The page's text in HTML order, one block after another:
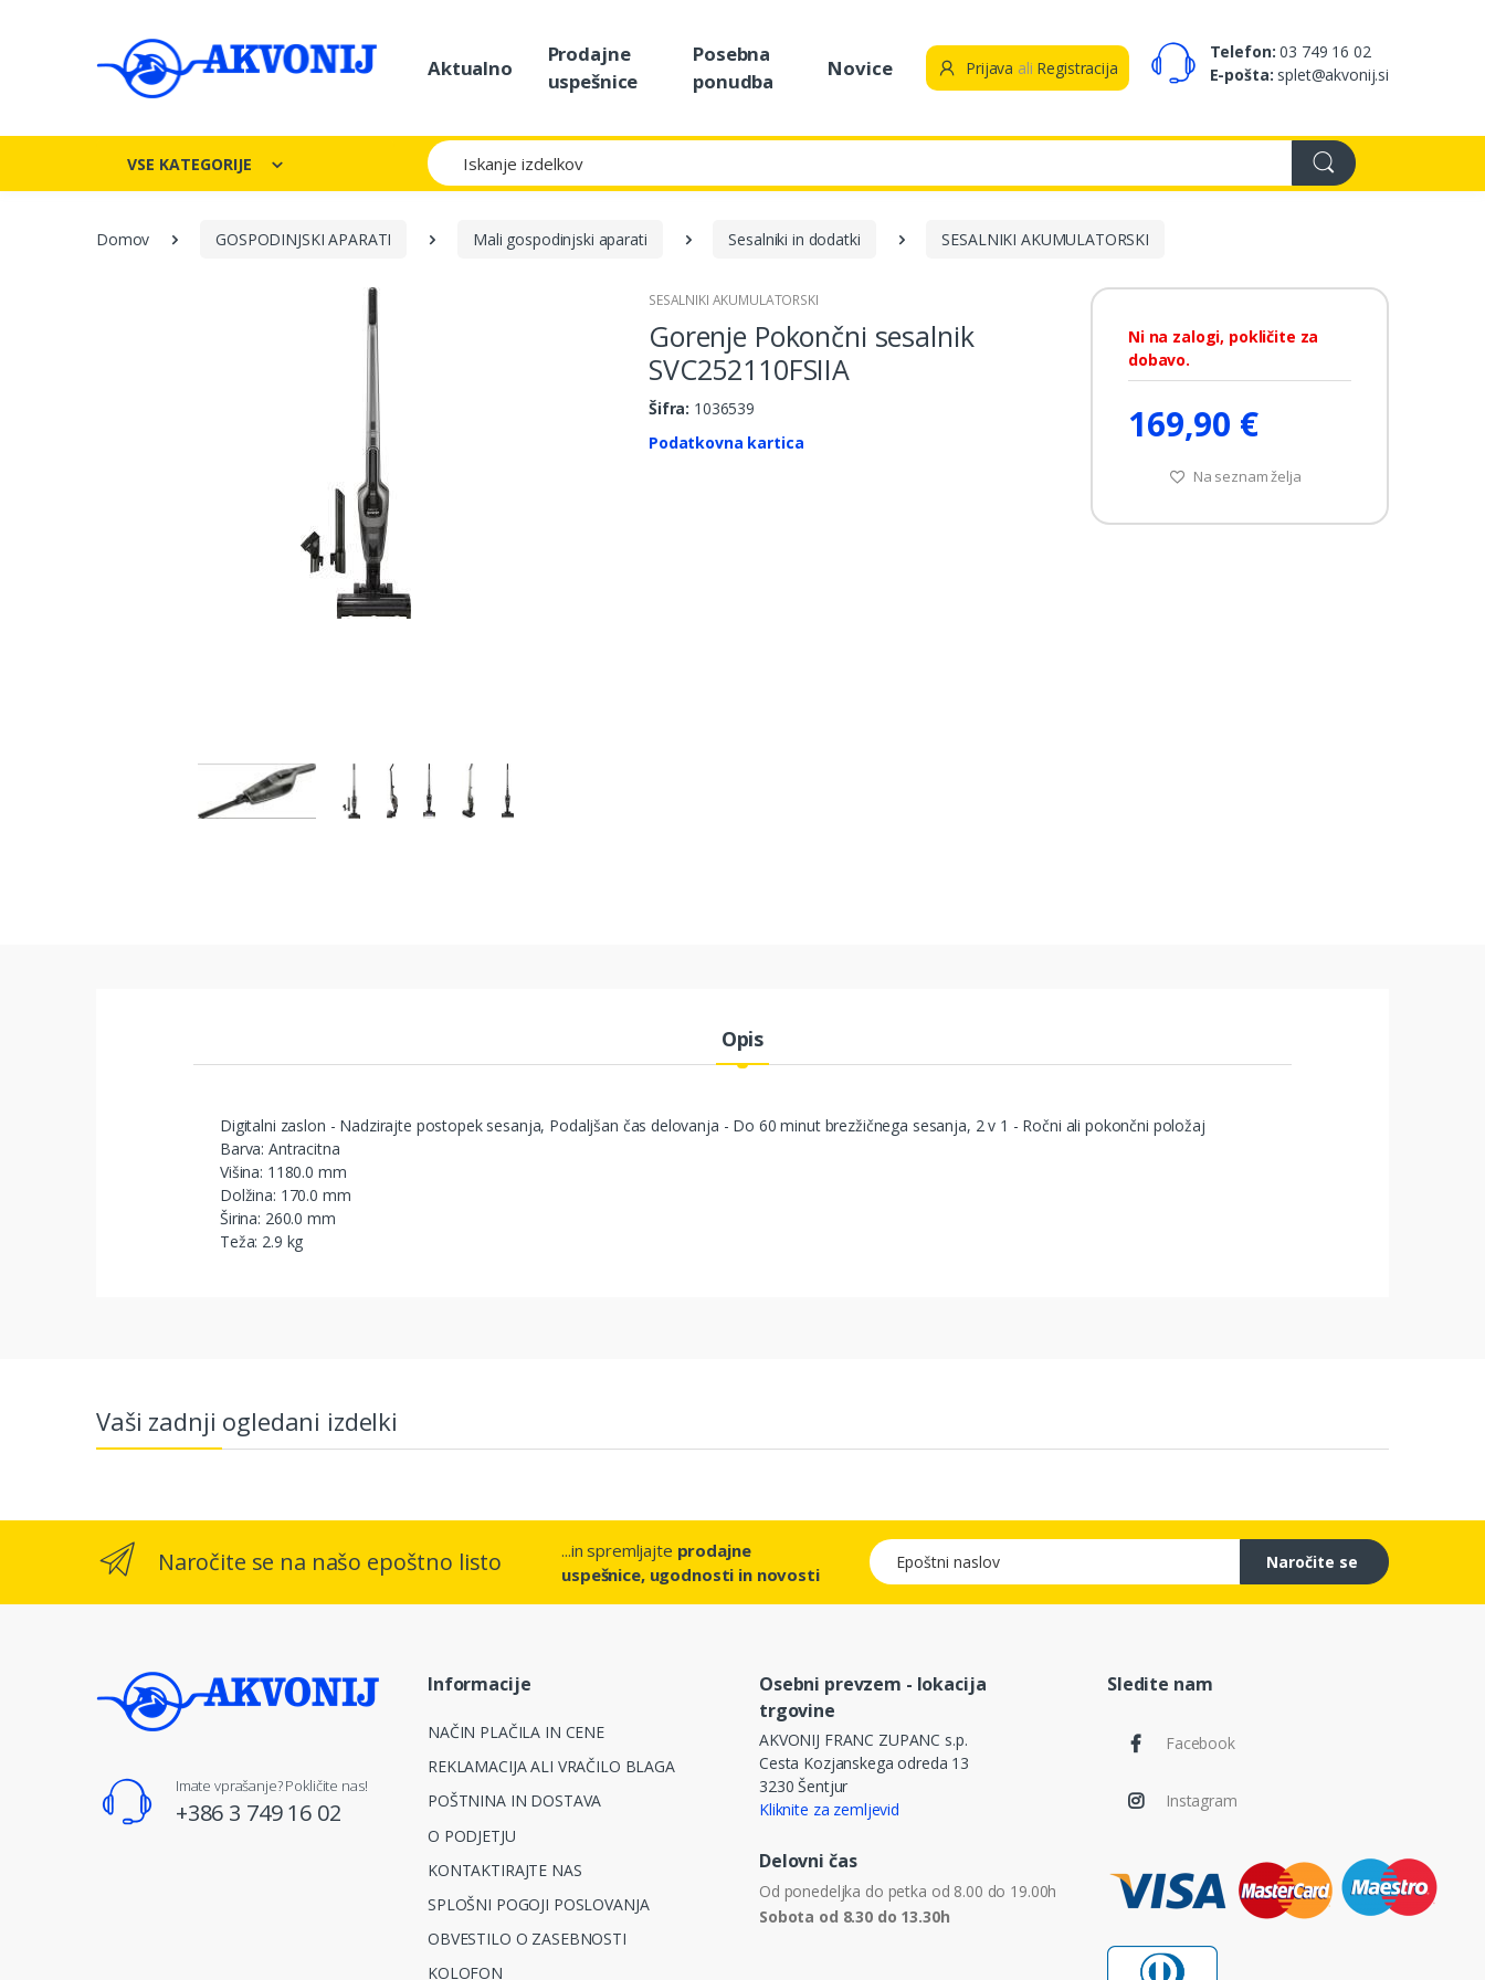
Aktualno
Prodajne
uspešnice
Posebna
ponudba
Novice Prijava ali Registracija
Telefon: 03 749 16 02
E-pošta: splet@akvonij.si
VSE KATEGORIJE
Iskanje
Domov GOSPODINJSKI APARATI Mali gospodinjski aparati Sesalniki in dodatki SESALNIKI AKUMULATORSKI
SESALNIKI AKUMULATORSKI
Gorenje Pokončni sesalnik
SVC252110FSIIA
Šifra: 1036539
Podatkovna kartica
Ni na zalogi, pokličite za
dobavo.
169,90 €
Na seznam želja
Opis
Digitalni zaslon - Nadzirajte postopek sesanja, Podaljšan čas delovanja - Do 60 minut brezžičnega sesanja, 2 v 1 - Ročni ali pokončni položaj
Barva: Antracitna
Višina: 1180.0 mm
Dolžina: 170.0 mm
Širina: 260.0 mm
Teža: 2.9 kg
Vaši zadnji ogledani izdelki
Naročite se na našo epoštno listo ...in spremljajte prodajne
uspešnice, ugodnosti in novosti
Epoštni naslov
Naročite se
Imate vprašanje? Pokličite nas!
+386 3 749 16 02
Informacije
NAČIN PLAČILA IN CENE
REKLAMACIJA ALI VRAČILO BLAGA
POŠTNINA IN DOSTAVA
O PODJETJU
KONTAKTIRAJTE NAS
SPLOŠNI POGOJI POSLOVANJA
OBVESTILO O ZASEBNOSTI
KOLOFON
Osebni prevzem - lokacija
trgovine
AKVONIJ FRANC ZUPANC s.p.
Cesta Kozjanskega odreda 13
3230 Šentjur
Kliknite za zemljevid
Delovni čas
Od ponedeljka do petka od 8.00 do 19.00h
Sobota od 8.30 do 13.30h
Sledite nam
Facebook
Instagram